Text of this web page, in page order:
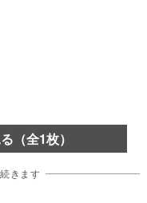
（全1枚）
きます